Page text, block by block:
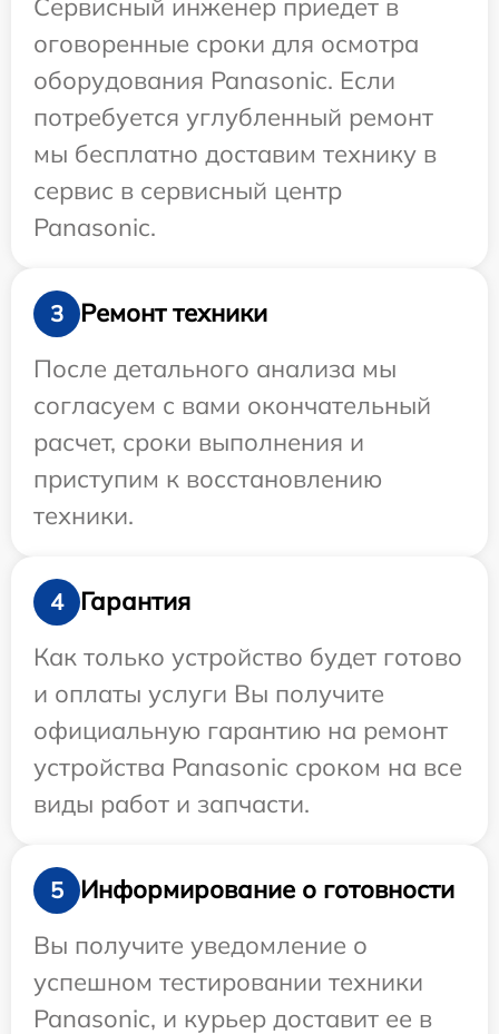
Сервисный инженер приедет в
оговоренные сроки для осмотра
оборудования Panasonic. Если
потребуется углубленный ремонт
мы бесплатно доставим технику в
сервис в сервисный центр
Panasonic.
3
Ремонт техники
После детального анализа мы
согласуем с вами окончательный
расчет, сроки выполнения и
приступим к восстановлению
техники.
4
Гарантия
Как только устройство будет готово
и оплаты услуги Вы получите
официальную гарантию на ремонт
устройства Panasonic сроком на все
виды работ и запчасти.
5
Информирование о готовности
Вы получите уведомление о
успешном тестировании техники
Panasonic, и курьер доставит ее в